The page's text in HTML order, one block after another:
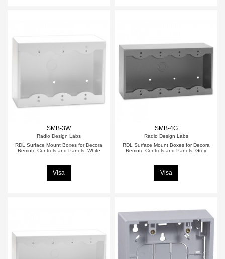
SMB-3W
Radio Design Labs
RDL Surface Mount Boxes for Decora
Remote Controls and Panels, White
Visa
SMB-4G
Radio Design Labs
RDL Surface Mount Boxes for Decora
Remote Controls and Panels, Grey
Visa